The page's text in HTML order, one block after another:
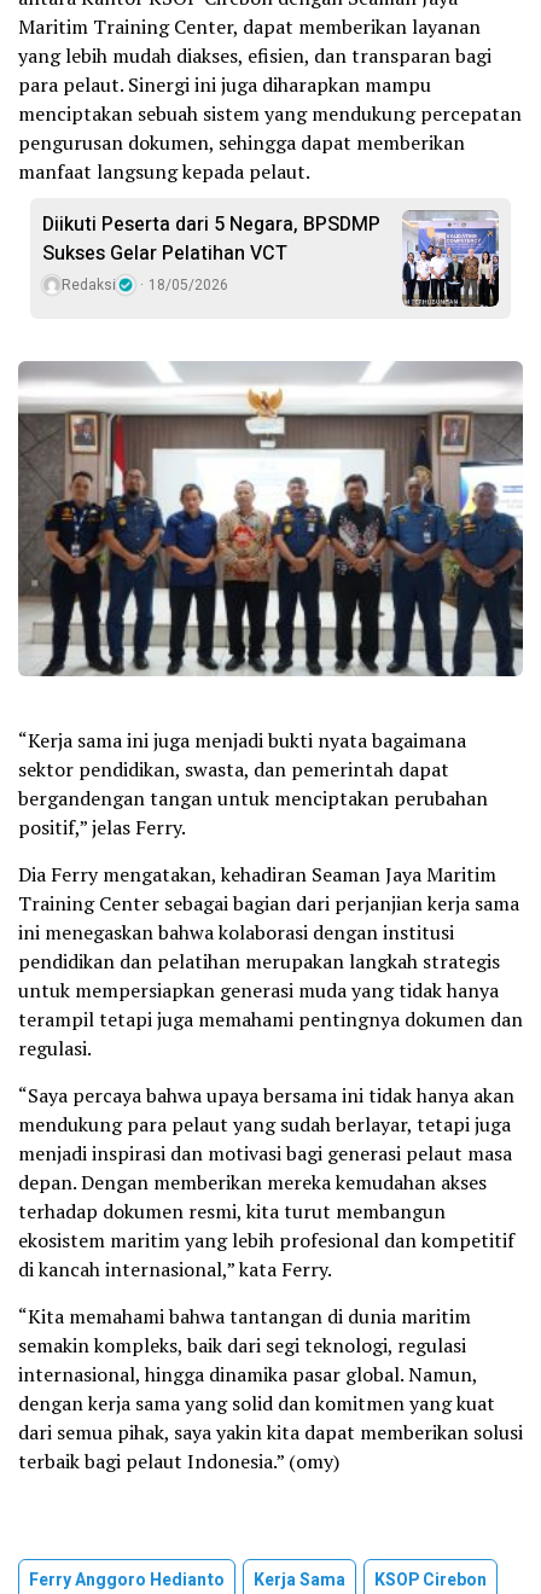
Maritim Training Center, dapat memberikan layanan
yang lebih mudah diakses, efisien, dan transparan bagi
para pelaut. Sinergi ini juga diharapkan mampu
menciptakan sebuah sistem yang mendukung percepatan
pengurusan dokumen, sehingga dapat memberikan
manfaat langsung kepada pelaut.
Diikuti Peserta dari 5 Negara, BPSDMP
Sukses Gelar Pelatihan VCT
Redaksi 18/05/2026
“Kerja sama ini juga menjadi bukti nyata bagaimana
sektor pendidikan, swasta, dan pemerintah dapat
bergandengan tangan untuk menciptakan perubahan
positif,” jelas Ferry.
Dia Ferry mengatakan, kehadiran Seaman Jaya Maritim
Training Center sebagai bagian dari perjanjian kerja sama
ini menegaskan bahwa kolaborasi dengan institusi
pendidikan dan pelatihan merupakan langkah strategis
untuk mempersiapkan generasi muda yang tidak hanya
terampil tetapi juga memahami pentingnya dokumen dan
regulasi.
“Saya percaya bahwa upaya bersama ini tidak hanya akan
mendukung para pelaut yang sudah berlayar, tetapi juga
menjadi inspirasi dan motivasi bagi generasi pelaut masa
depan. Dengan memberikan mereka kemudahan akses
terhadap dokumen resmi, kita turut membangun
ekosistem maritim yang lebih profesional dan kompetitif
di kancah internasional,” kata Ferry.
“Kita memahami bahwa tantangan di dunia maritim
semakin kompleks, baik dari segi teknologi, regulasi
internasional, hingga dinamika pasar global. Namun,
dengan kerja sama yang solid dan komitmen yang kuat
dari semua pihak, saya yakin kita dapat memberikan solusi
terbaik bagi pelaut Indonesia.” (omy)
Ferry Anggoro Hedianto Kerja Sama
KSOP Cirebon